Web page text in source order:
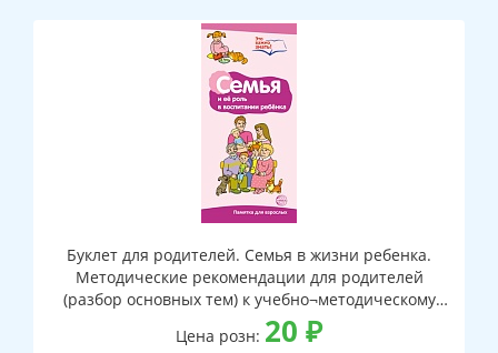
Буклет для родителей. Семья в жизни ребенка.
Методические рекомендации для родителей
(разбор основных тем) к учебно¬методическому
пособию "Семья в жизни ребенка"
Цена розн: 20 ₽